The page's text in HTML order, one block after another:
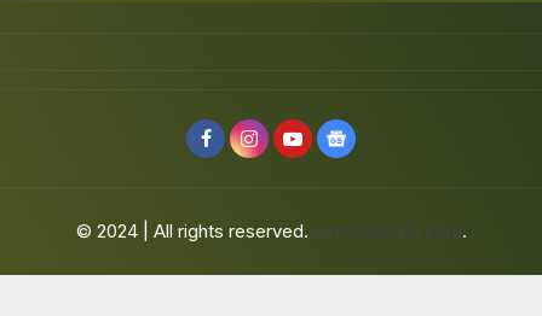
© 2024 | All rights reserved. jafarbuaisme.com.